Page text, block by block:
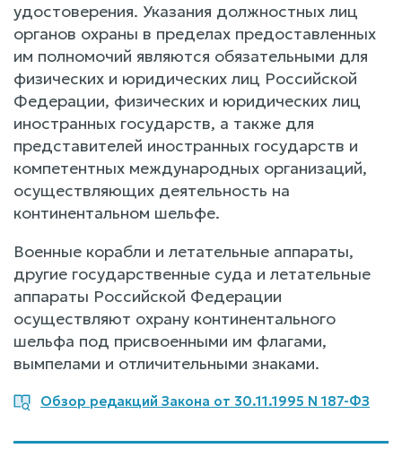
удостоверения. Указания должностных лиц
органов охраны в пределах предоставленных
им полномочий являются обязательными для
физических и юридических лиц Российской
Федерации, физических и юридических лиц
иностранных государств, а также для
представителей иностранных государств и
компетентных международных организаций,
осуществляющих деятельность на
континентальном шельфе.
Военные корабли и летательные аппараты,
другие государственные суда и летательные
аппараты Российской Федерации
осуществляют охрану континентального
шельфа под присвоенными им флагами,
вымпелами и отличительными знаками.
Обзор редакций Закона от 30.11.1995 N 187-ФЗ